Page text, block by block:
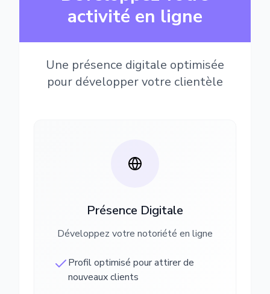
activité en ligne
Une présence digitale optimisée
pour développer votre clientèle
Présence Digitale
Développez votre notoriété en ligne
Profil optimisé pour attirer de
nouveaux clients